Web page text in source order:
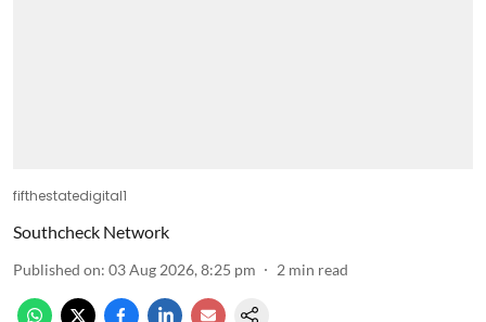
fifthestatedigital1
Southcheck Network
Published on: 03 Aug 2026, 8:25 pm 2 min read